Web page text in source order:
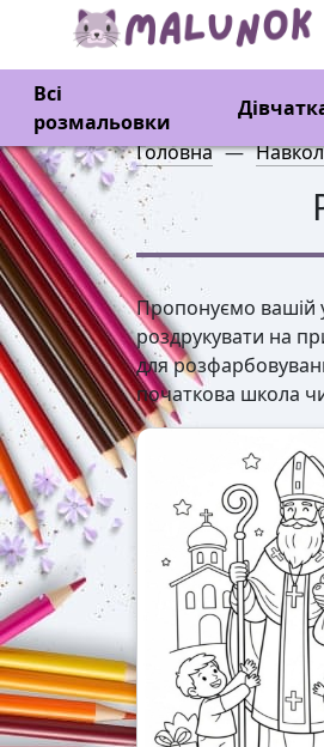
Всі
розмальовки
Головна —
Пропонуємо вашій
роздрукувати на
для
початкова школа